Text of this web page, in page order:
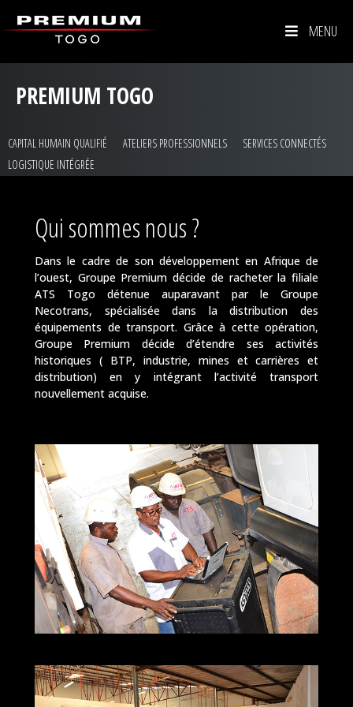
MENU
PREMIUM TOGO
CAPITAL HUMAIN QUALIFIÉ ATELIERS PROFESSIONNELS
SERVICES CONNECTÉS
LOGISTIQUE INTÉGRÉE
Qui sommes nous ?
Dans le cadre de son développement en Afrique de
l’ouest, Groupe Premium décide de racheter la filiale
ATS Togo détenue auparavant par le Groupe
Necotrans, spécialisée dans la distribution des
équipements de transport. Grâce à cette opération,
Groupe Premium décide d’étendre ses activités
historiques ( BTP, industrie, mines et carrières et
distribution) en y intégrant l’activité transport
nouvellement acquise.